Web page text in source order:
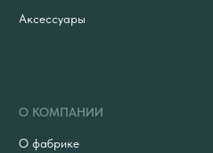
О КОМПАНИИ
О фабрике
Аксессуары